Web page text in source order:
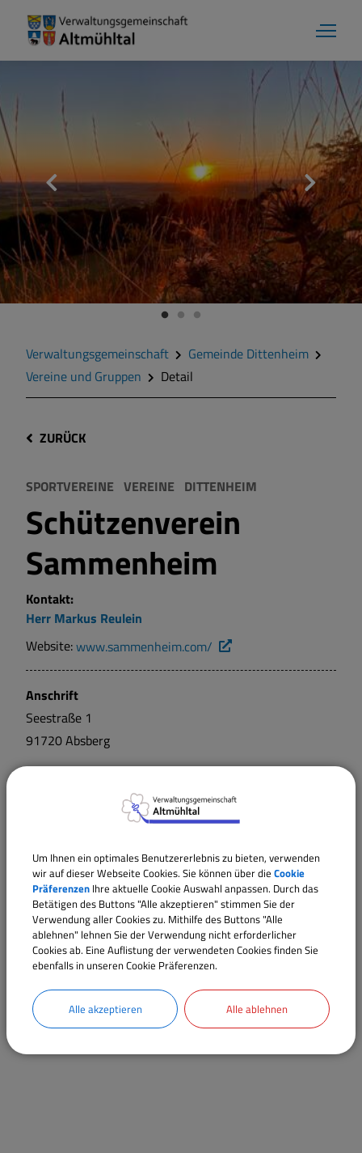
Verwaltungsgemeinschaft
Gemeinde Dittenheim
Vereine und Gruppen
Detail
ZURÜCK
SPORTVEREINE VEREINE DITTENHEIM
Schützenverein
Sammenheim
Kontakt:
Herr Markus Reulein
Website:www.sammenheim.com/
Anschrift
Seestraße 1
91720Absberg
Um Ihnen ein optimales Benutzererlebnis zu bieten, verwenden
wir auf dieser Webseite Cookies. Sie können über die Cookie
Präferenzen Ihre aktuelle Cookie Auswahl anpassen. Durch das
Betätigen des Buttons "Alle akzeptieren" stimmen Sie der
Verwendung aller Cookies zu. Mithilfe des Buttons "Alle
ablehnen" lehnen Sie der Verwendung nicht erforderlicher
Cookies ab. Eine Auflistung der verwendeten Cookies finden Sie
ebenfalls in unseren Cookie Präferenzen.
Alle akzeptieren Alle ablehnen